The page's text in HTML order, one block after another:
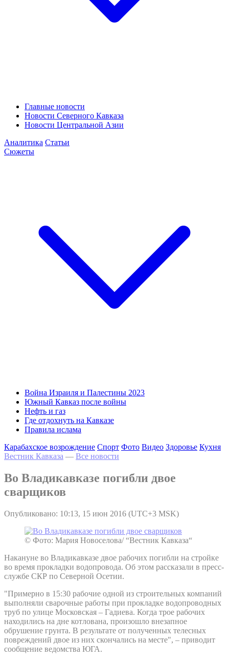
Главные новости
Новости Северного Кавказа
Новости Центральной Азии
Аналитика Статьи
Сюжеты
Война Израиля и Палестины 2023
Южный Кавказ после войны
Нефть и газ
Где отдохнуть на Кавказе
Правила ислама
Карабахское возрождение Спорт Фото Видео Здоровье Кухня
Вестник Кавказа — Все новости
Во Владикавказе погибли двое
сварщиков
Опубликовано: 10:13, 15 июн 2016 (UTC+3 MSK)
© Фото: Мария Новоселова/ “Вестник Кавказа“
Накануне во Владикавказе двое рабочих погибли на стройке
во время прокладки водопровода. Об этом рассказали в пресс-
службе СКР по Северной Осетии.
"Примерно в 15:30 рабочие одной из строительных компаний
выполняли сварочные работы при прокладке водопроводных
труб по улице Московская – Гадиева. Когда трое рабочих
находились на дне котлована, произошло внезапное
обрушение грунта. В результате от полученных телесных
повреждений двое из них скончались на месте", – приводит
сообщение ведомства ЮГА.